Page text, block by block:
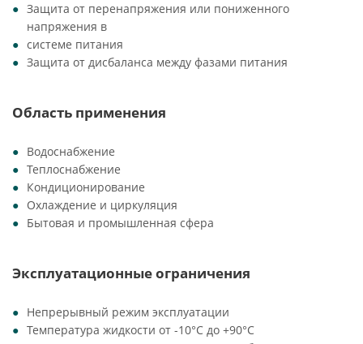
Защита от перенапряжения или пониженного
напряжения в
системе питания
Защита от дисбаланса между фазами питания
Область применения
Водоснабжение
Теплоснабжение
Кондиционирование
Охлаждение и циркуляция
Бытовая и промышленная сфера
Эксплуатационные ограничения
Непрерывный режим эксплуатации
Температура жидкости от -10°C до +90°C